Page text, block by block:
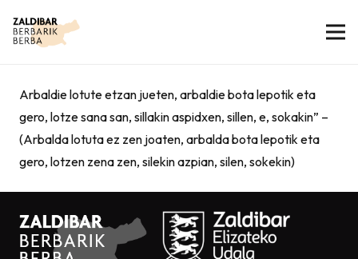
Arbaldie lotute etzan jueten, arbaldie bota lepotik eta
gero, lotze sana san, sillakin aspidxen, sillen, e, sokakin” –
(Arbalda lotuta ez zen joaten, arbalda bota lepotik eta
gero, lotzen zena zen, silekin azpian, silen, sokekin)